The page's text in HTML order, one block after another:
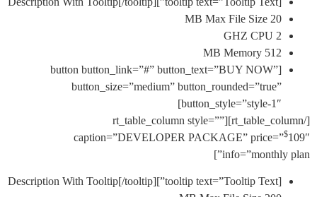
[button button_link=”#” button_text=”BUY NOW”
button_size=”medium”
button_style=”style-
[/rt_table_column][rt_table_column style=””
caption=”DEVELOPER PACKAGE”